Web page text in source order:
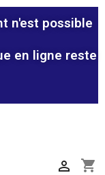
n'est possible
en ligne reste
shopping_cart
